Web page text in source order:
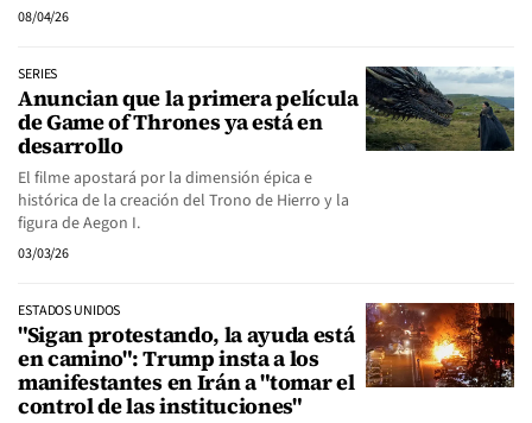
08/04/26
SERIES
Anuncian que la primera película
de Game of Thrones ya está en
desarrollo
El filme apostará por la dimensión épica e
histórica de la creación del Trono de Hierro y la
figura de Aegon I.
03/03/26
ESTADOS UNIDOS
"Sigan protestando, la ayuda está
en camino": Trump insta a los
manifestantes en Irán a "tomar el
control de las instituciones"